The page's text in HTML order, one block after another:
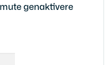
genaktivere